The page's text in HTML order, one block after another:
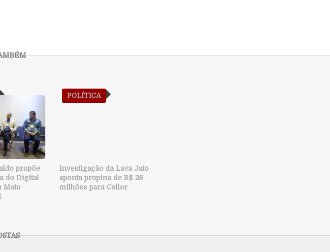
propõe
do Digital
Mato
POLÍTICA
Investigação da Lava Jato
aponta propina de R$ 26
milhões para Collor